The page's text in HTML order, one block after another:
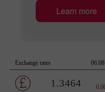
Learn more